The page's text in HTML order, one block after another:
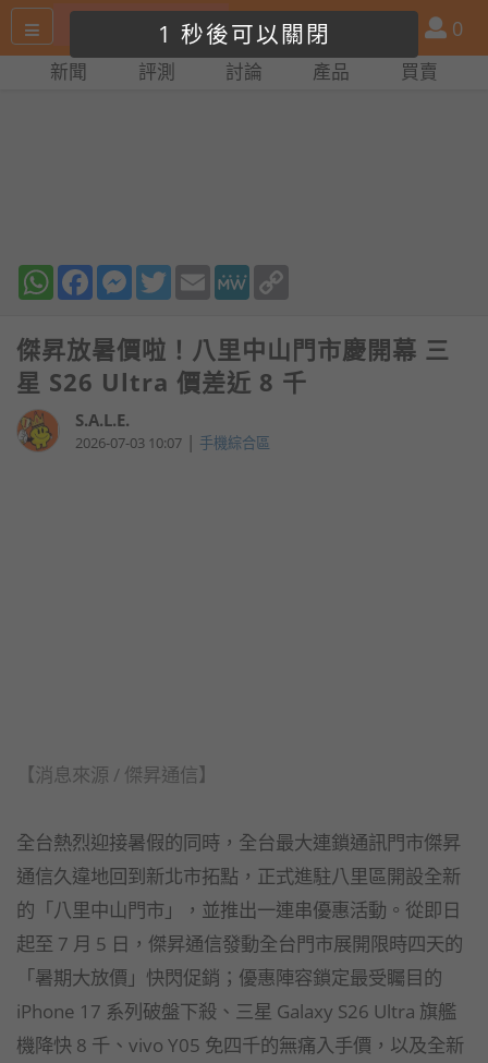
尋
產
品
比
會
員
0
新聞 評測 討論 產品 買賣
WhatsAppFacebookMessenger
TwitterEmail MeWe
傑昇放暑價啦！八里中山門市慶開幕 三
星 S26 Ultra 價差近 8 千
S.A.L.E.
2026-07-03 10:07 | 手機綜合區
【消息來源 / 傑昇通信】
全台熱烈迎接暑假的同時，全台最大連鎖通訊門市傑昇
通信久違地回到新北市拓點，正式進駐八里區開設全新
的「八里中山門市」，並推出一連串優惠活動。從即日
起至 7 月 5 日，傑昇通信發動全台門市展開限時四天的
「暑期大放價」快閃促銷；優惠陣容鎖定最受矚目的
iPhone 17 系列破盤下殺、三星 Galaxy S26 Ultra 旗艦
機降快 8 千、vivo Y05 免四千的無痛入手價，以及全新
1